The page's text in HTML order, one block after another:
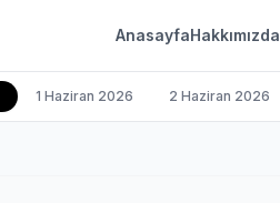
AnasayfaHakkımızda
1 Haziran 2026 2 Haziran 2026